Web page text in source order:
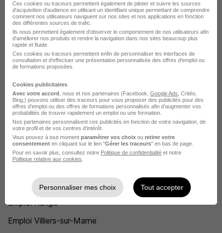
Educatrices de Jeunes Enfants H/F
Groupe d'oeuvres sociales de Belleville
Paris 20e - 75 CDD
Voir l’offre
il y a 29 jours
Recherches similaires
Emploi Enseignement
Emploi Rungis
Emploi Villiers-sur-Marne
Ces cookies ou traceurs permettent également de piloter et suivre les sources
d'acquisition d'audience en utilisant un identifiant unique permettant de comprendre
comment nos utilisateurs naviguent sur nos sites et nos applications en fonction
des différentes sources de trafic.
Ils nous permettent également d’observer le comportement de nos utilisateurs afin
d'améliorer nos produits et rendre la navigation dans nos sites beaucoup plus
rapide et fluide.
Ces cookies ou traceurs permettent enfin de personnaliser les interfaces de
consultation et d'effectuer une présentation personnalisée des offres d'emploi ou
de formations proposées.
Cookies publicitaires
Avec votre accord , nous et nos partenaires (Facebook, Google Ads , Critéo,
Bing,) pouvons utiliser des traceurs pour vous proposer des publicités pour des
offres d’emploi ou des offres de formations personnalisés afin d’augmenter vos
probabilités de trouver rapidement un emploi ou une formation.
Nos partenaires personnalisent ces publicités en fonction de votre navigation, de
votre profil et de vos centres d’intérêt.
Vous pouvez à tout moment paramétrer vos choix ou retirer votre
consentement en cliquant sur le lien "Gérer les traceurs" en bas de page.
Pour en savoir plus, consultez notre Politique de confidentialité et notre
Politique relative aux cookies
Personnaliser mes choix Tout accepter